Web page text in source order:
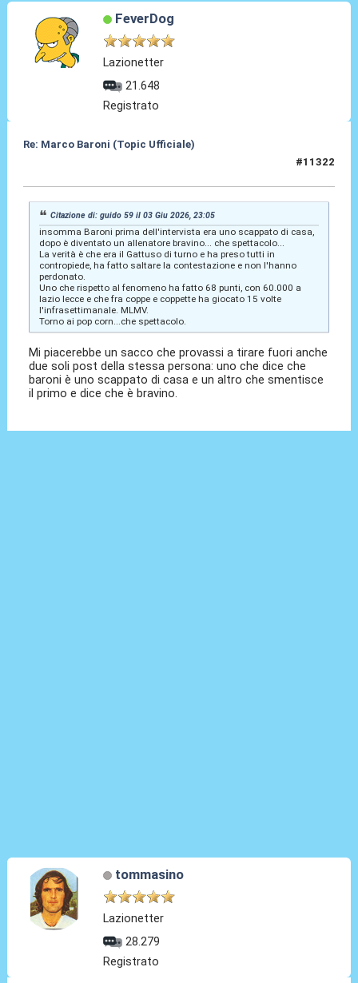
FeverDog
Lazionetter
21.648
Registrato
Re: Marco Baroni (Topic Ufficiale)
#11322
Citazione di: guido 59 il 03 Giu 2026, 23:05
insomma Baroni prima dell'intervista era uno scappato di casa,
dopo è diventato un allenatore bravino... che spettacolo...
La verità è che era il Gattuso di turno e ha preso tutti in
contropiede, ha fatto saltare la contestazione e non l'hanno
perdonato.
Uno che rispetto al fenomeno ha fatto 68 punti, con 60.000 a
lazio lecce e che fra coppe e coppette ha giocato 15 volte
l'infrasettimanale. MLMV.
Torno ai pop corn...che spettacolo.
Mi piacerebbe un sacco che provassi a tirare fuori anche
due soli post della stessa persona: uno che dice che
baroni è uno scappato di casa e un altro che smentisce
il primo e dice che è bravino.
tommasino
Lazionetter
28.279
Registrato